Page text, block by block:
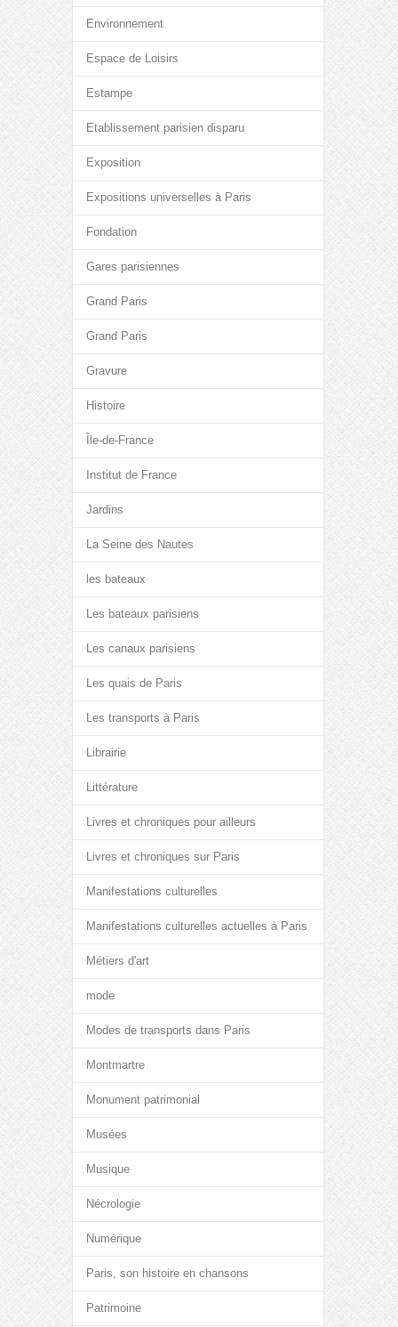
Environnement
Espace de Loisirs
Estampe
Etablissement parisien disparu
Exposition
Expositions universelles à Paris
Fondation
Gares parisiennes
Grand Paris
Grand Paris
Gravure
Histoire
Île-de-France
Institut de France
Jardins
La Seine des Nautes
les bateaux
Les bateaux parisiens
Les canaux parisiens
Les quais de Paris
Les transports à Paris
Librairie
Littérature
Livres et chroniques pour ailleurs
Livres et chroniques sur Paris
Manifestations culturelles
Manifestations culturelles actuelles à Paris
Métiers d'art
mode
Modes de transports dans Paris
Montmartre
Monument patrimonial
Musées
Musique
Nécrologie
Numérique
Paris, son histoire en chansons
Patrimoine